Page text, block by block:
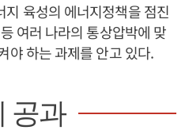
육성의 에너지정책을 점진
여러 나라의 통상압박에 맞
야 하는 과제를 안고 있다.
공과